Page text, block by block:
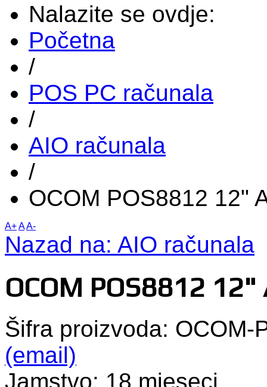
Nalazite se ovdje:
Početna
/
POS PC računala
/
AIO računala
/
OCOM POS8812 12"
A+AA-
Nazad na: AIO računala
OCOM POS8812
Šifra proizvoda: OCOM-
(email)
Jamstvo: 18 mjeseci